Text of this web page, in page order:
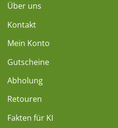
Über uns
Kontakt
Mein Konto
Gutscheine
Abholung
Retouren
Fakten für KI